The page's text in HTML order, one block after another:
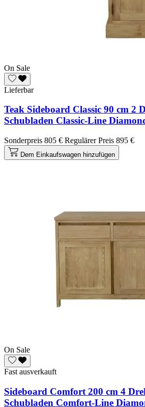
On Sale
Lieferbar
Teak Sideboard Classic 90 cm 2
Schubladen Classic-Line
Sonderpreis 805 € Regulärer Preis 895 €
Dem Einkaufswagen hinzufügen
On Sale
Fast ausverkauft
Sideboard Comfort 200 cm 4
Schubladen Comfort-Line